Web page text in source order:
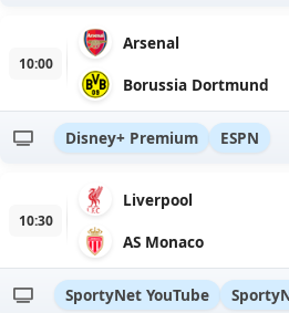
10:00
Arsenal
Borussia Dortmund
Disney+ Premium ESPN
10:30
Liverpool
AS Monaco
SportyNet YouTube